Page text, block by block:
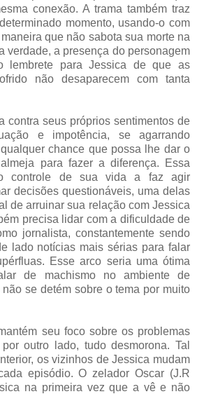
conexão. A trama também traz
momento, usando-o com
que não sabota sua morte na
verdade, a presença do personagem
lembrete para Jessica de que as
não desaparecem com tanta
contra seus próprios sentimentos de
e impotência, se agarrando
chance que possa lhe dar o
para fazer a diferença. Essa
controle de sua vida a faz agir
decisões questionáveis, uma delas
de arruinar sua relação com Jessica
precisa lidar com a dificuldade de
jornalista, constantemente sendo
lado notícias mais sérias para falar
Esse arco seria uma ótima
de machismo no ambiente de
se detém sobre o tema por muito
seu foco sobre os problemas
outro lado, tudo desmorona. Tal
os vizinhos de Jessica mudam
episódio. O zelador Oscar (J.R
na primeira vez que a vê e não